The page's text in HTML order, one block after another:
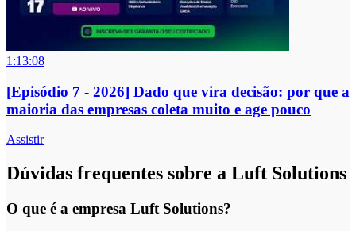
1:13:08
[Episódio 7 - 2026] Dado que vira decisão: por que a
maioria das empresas coleta muito e age pouco
Assistir
Dúvidas frequentes sobre a Luft Solutions
O que é a empresa Luft Solutions?